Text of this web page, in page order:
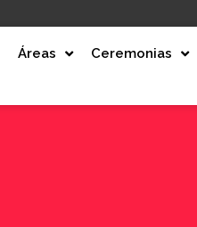
Áreas Ceremonias